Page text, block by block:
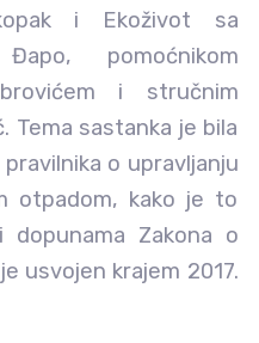
i Ekoživot sa
pomoćnikom
i stručnim
Tema sastanka je bila
o upravljanju
otpadom, kako je to
dopunama Zakona o
usvojen krajem 2017.